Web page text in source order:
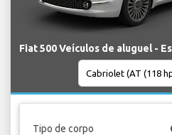
Fiat 500 Veículos de aluguel -
Tipo de corpo